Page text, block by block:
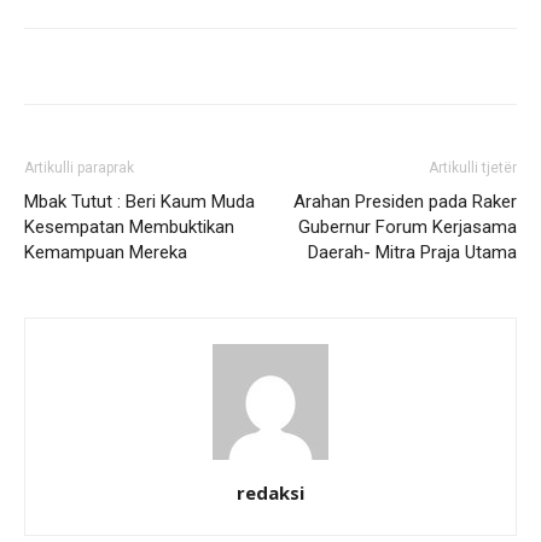
Artikulli paraprak
Mbak Tutut : Beri Kaum Muda
Kesempatan Membuktikan
Kemampuan Mereka
Artikulli tjetër
Arahan Presiden pada Raker
Gubernur Forum Kerjasama
Daerah- Mitra Praja Utama
redaksi